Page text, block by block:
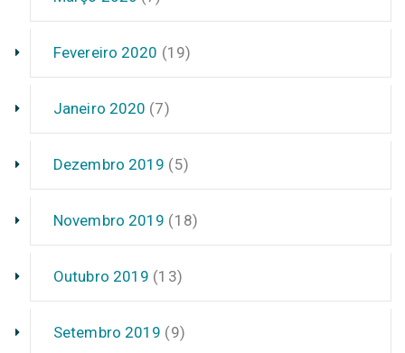
Fevereiro 2020 (19)
Janeiro 2020 (7)
Dezembro 2019 (5)
Novembro 2019 (18)
Outubro 2019 (13)
Setembro 2019 (9)